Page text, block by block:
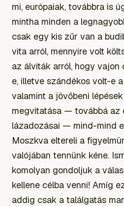
mi, európaiak, továbbra is
mintha minden a
csak egy kis zűr van a
vita arról, mennyire volt
az álviták arról, hogy
e, illetve szándékos volt-e
valamint a jövőbeni
megvitatása — továbbá az
lázadozásai — mind-mind
Moszkva eltereli a
valójában tennünk kéne.
komolyan gondoljuk a
kellene célba venni! Amíg
addig csak a találgatás